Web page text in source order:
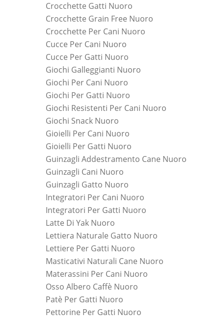
Crocchette Gatti Nuoro
Crocchette Grain Free Nuoro
Crocchette Per Cani Nuoro
Cucce Per Cani Nuoro
Cucce Per Gatti Nuoro
Giochi Galleggianti Nuoro
Giochi Per Cani Nuoro
Giochi Per Gatti Nuoro
Giochi Resistenti Per Cani Nuoro
Giochi Snack Nuoro
Gioielli Per Cani Nuoro
Gioielli Per Gatti Nuoro
Guinzagli Addestramento Cane Nuoro
Guinzagli Cani Nuoro
Guinzagli Gatto Nuoro
Integratori Per Cani Nuoro
Integratori Per Gatti Nuoro
Latte Di Yak Nuoro
Lettiera Naturale Gatto Nuoro
Lettiere Per Gatti Nuoro
Masticativi Naturali Cane Nuoro
Materassini Per Cani Nuoro
Osso Albero Caffè Nuoro
Patè Per Gatti Nuoro
Pettorine Per Gatti Nuoro